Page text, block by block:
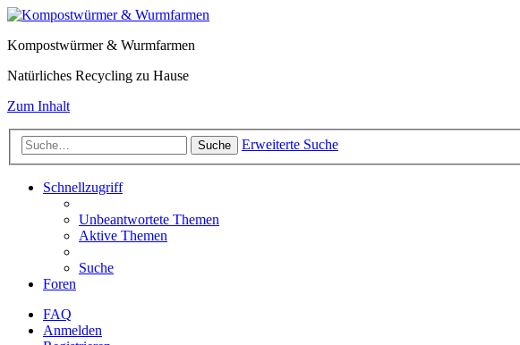
Kompostwürmer & Wurmfarmen
Natürliches Recycling zu Hause
Zum Inhalt
Suche Erweiterte Suche
Schnellzugriff
Unbeantwortete Themen
Aktive Themen
Suche
Foren
FAQ
Anmelden